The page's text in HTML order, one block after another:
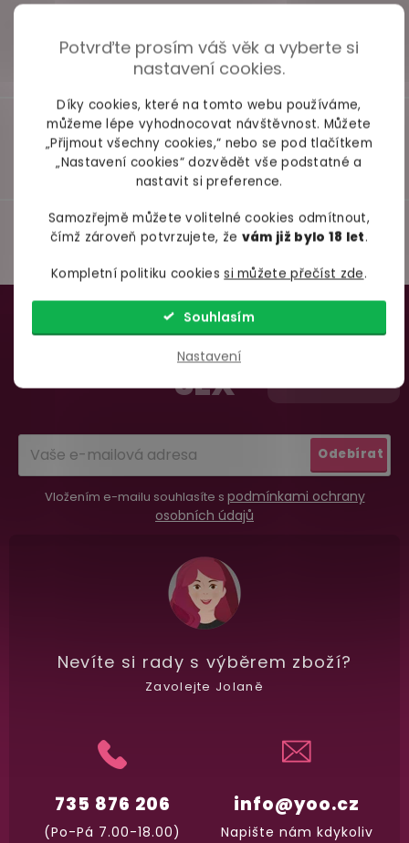
Potvrďte prosím váš věk a vyberte si
nastavení cookies.
Díky cookies, které na tomto webu používáme,
můžeme lépe vyhodnocovat návštěvnost. Můžete
„Přijmout všechny cookies,“ nebo se pod tlačítkem
„Nastavení cookies“ dozvědět vše podstatné a
nastavit si preference.
Samozřejmě můžete volitelné cookies odmítnout,
čímž zároveň potvrzujete, že vám již bylo 18 let.
Kompletní politiku cookiessi můžete přečíst zde.
Nastavení
Souhlasím
98% spokojenost
recenzí ověřených zakazníků
100% diskrétní balení
vypadá balíček.
Dodání do 2. dne
Na rychlosti záleží! Vše důležité máme
Garance vrácení peněz
TAJNÉ TRIKY PRO BOŽÍ
SEX
Vložením e-mailu souhlasíte s podmínkami ochrany
osobních údajů
Odebírat
info@yoo.cz
Napište nám kdykoliv
735 876 206
(Po-Pá 7.00-18.00)
Nevíte si rady s výběrem zboží?
Zavolejte Jolaně